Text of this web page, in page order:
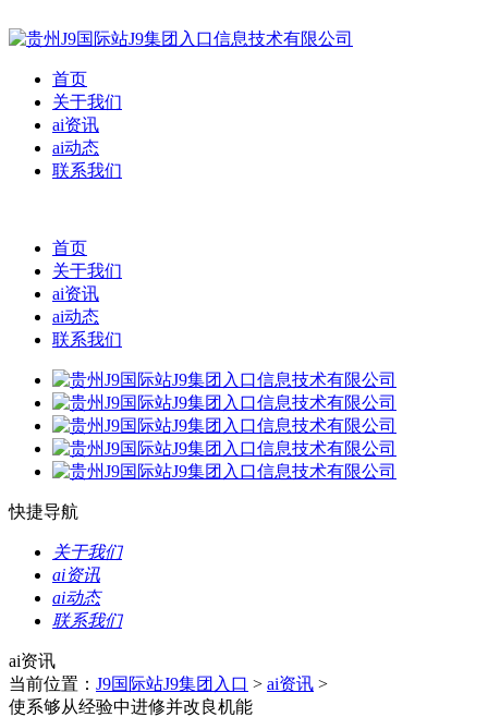
首页
关于我们
ai资讯
ai动态
联系我们
首页
关于我们
ai资讯
ai动态
联系我们
快捷导航
关于我们
ai资讯
ai动态
联系我们
ai资讯
当前位置： J9国际站J9集团入口 > ai资讯 >
使系够从经验中进修并改良机能